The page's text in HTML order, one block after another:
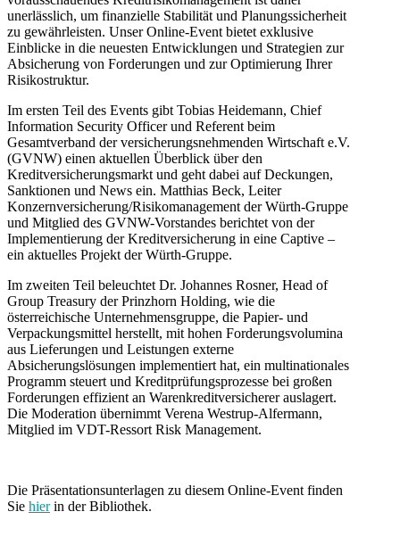
unerlässlich, um finanzielle Stabilität und Planungssicherheit
zu gewährleisten. Unser Online-Event bietet exklusive
Einblicke in die neuesten Entwicklungen und Strategien zur
Absicherung von Forderungen und zur Optimierung Ihrer
Risikostruktur.
Im ersten Teil des Events gibt Tobias Heidemann, Chief
Information Security Officer und Referent beim
Gesamtverband der versicherungsnehmenden Wirtschaft e.V.
(GVNW) einen aktuellen Überblick über den
Kreditversicherungsmarkt und geht dabei auf Deckungen,
Sanktionen und News ein. Matthias Beck, Leiter
Konzernversicherung/Risikomanagement der Würth-Gruppe
und Mitglied des GVNW-Vorstandes berichtet von der
Implementierung der Kreditversicherung in eine Captive –
ein aktuelles Projekt der Würth-Gruppe.
Im zweiten Teil beleuchtet Dr. Johannes Rosner, Head of
Group Treasury der Prinzhorn Holding, wie die
österreichische Unternehmensgruppe, die Papier- und
Verpackungsmittel herstellt, mit hohen Forderungsvolumina
aus Lieferungen und Leistungen externe
Absicherungslösungen implementiert hat, ein multinationales
Programm steuert und Kreditprüfungsprozesse bei großen
Forderungen effizient an Warenkreditversicherer auslagert.
Die Moderation übernimmt Verena Westrup-Alfermann,
Mitglied im VDT-Ressort Risk Management.
Die Präsentationsunterlagen zu diesem Online-Event finden
Sie hierin der Bibliothek.